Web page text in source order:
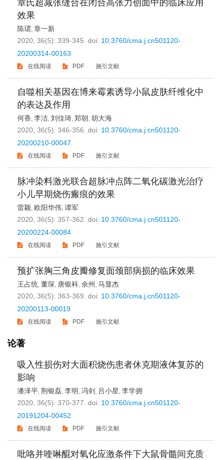
章氏超减张缝合在闭合高张力创面中的临床应用
效果
陈珺, 章一新
2020, 36(5): 339-345. doi: 10.3760/cma.j.cn501120-
20200314-00163
在线阅读 PDF 施引文献
自噬相关基因在博来霉素诱导小鼠皮肤纤维化中
的表达及作用
何香, 李洁, 刘佳琦, 郑朝, 胡大海
2020, 36(5): 346-356. doi: 10.3760/cma.j.cn501120-
20200210-00047
在线阅读 PDF 施引文献
脉冲染料激光联合超脉冲点阵二氧化碳激光治疗
小儿早期烧伤瘢痕的效果
雷颖, 欧阳华伟, 谭军
2020, 36(5): 357-362. doi: 10.3760/cma.j.cn501120-
20200224-00084
在线阅读 PDF 施引文献
预扩张胸三角皮瓣修复面颈部病损的临床效果
王占统, 董琛, 唐银科, 余州 , 马显杰
2020, 36(5): 363-369. doi: 10.3760/cma.j.cn501120-
20200113-00019
在线阅读 PDF 施引文献
论著
吸入性损伤对大面积烧伤患者休克期液体复苏的
影响
潘泽平, 荆银磊, 李明 , 冯剑 , 吕小星, 李学拥
2020, 36(5): 370-377. doi: 10.3760/cma.j.cn501120-
20191204-00452
在线阅读 PDF 施引文献
吡咯并喹啉醌对氧化应激条件下大鼠骨髓间充质